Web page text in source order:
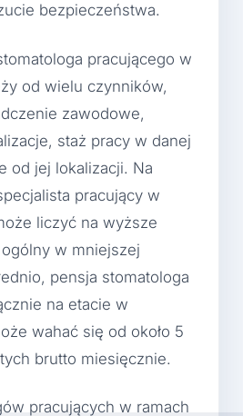
bezpieczeństwa.
pracującego w
od wielu czynników,
zawodowe,
staż pracy w danej
od jej lokalizacji. Na
pracujący w
liczyć na wyższe
w mniejszej
pensja stomatologa
na etacie w
wahać się od około 5
brutto miesięcznie.
pracujących w ramach